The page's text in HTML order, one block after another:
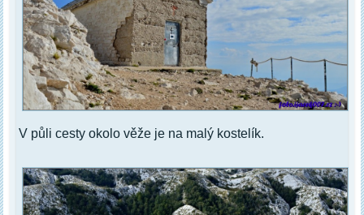
V půli cesty okolo věže je na malý kostelík.